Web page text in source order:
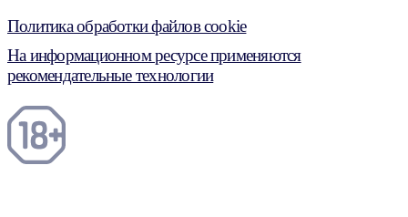
Политика обработки файлов cookie
На информационном ресурсе применяются
рекомендательные технологии